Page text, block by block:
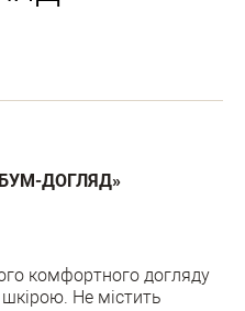
«СЕБУМ-ДОГЛЯД»
комфортного догляду
Не містить